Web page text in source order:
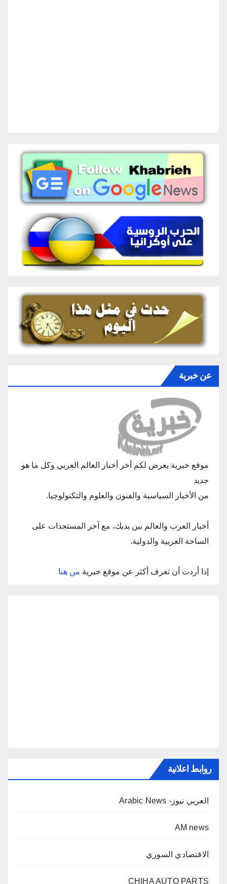
عن خبرية
موقع خبرية يعرض لكم أخر أخبار العالم العربي وكل ما هو
جديد
من الأخبار السياسية والفنون والعلوم والتكنولوجيا.
أخبار العرب والعالم بين يديك، مع آخر المستجدات على
الساحة العربية والدولية.
إذا أردت أن تعرف أكثر عن موقع خبرية من هنا
روابط اعلانية
العربي نيوز- Arabic News
AM news
الاقتصادي السوري
CHIHA AUTO PARTS